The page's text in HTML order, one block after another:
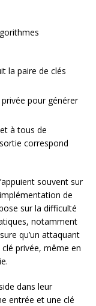
la paire de clés
pour générer
à tous de
correspond
souvent sur
de
sur la difficulté
notamment
qu’un attaquant
privée, même en
dans leur
entrée et une clé